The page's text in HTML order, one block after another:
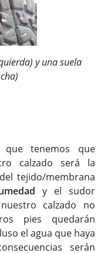
y una suela
que tenemos que
calzado será la
tejido/membrana
y el sudor
calzado no
pies quedarán
el agua que haya
serán